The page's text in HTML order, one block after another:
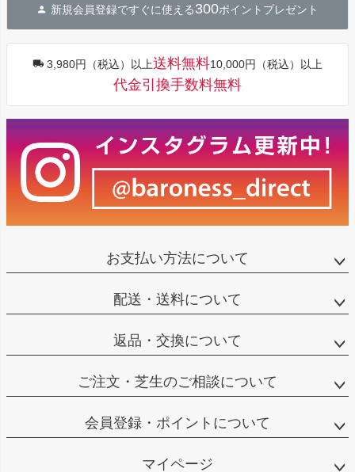
へ
新規会員登録ですぐに使える300ポイントプレゼント
3,980円（税込）以上送料無料10,000円（税込）以上
代金引換手数料無料
お支払い方法について
配送・送料について
返品・交換について
ご注文・芝生のご相談について
会員登録・ポイントについて
マイページ